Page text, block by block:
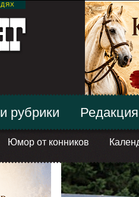
Юмор от конников
рубрики Редакция